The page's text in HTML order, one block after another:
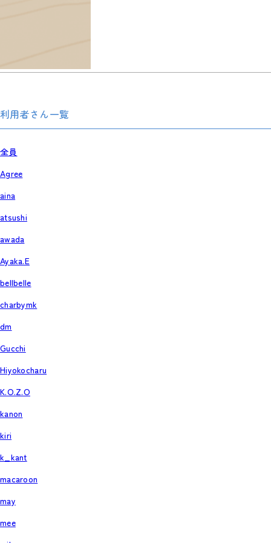
利用者さん一覧
全員
Agree
aina
atsushi
awada
Ayaka.E
bellbelle
charbymk
dm
Gucchi
Hiyokocharu
K.O.Z.O
kanon
kiri
k_kant
macaroon
may
mee